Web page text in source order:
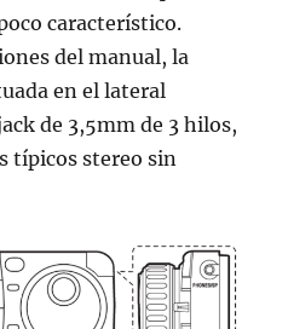
característico.
del manual, la
en el lateral
de 3,5mm de 3 hilos,
típicos stereo sin